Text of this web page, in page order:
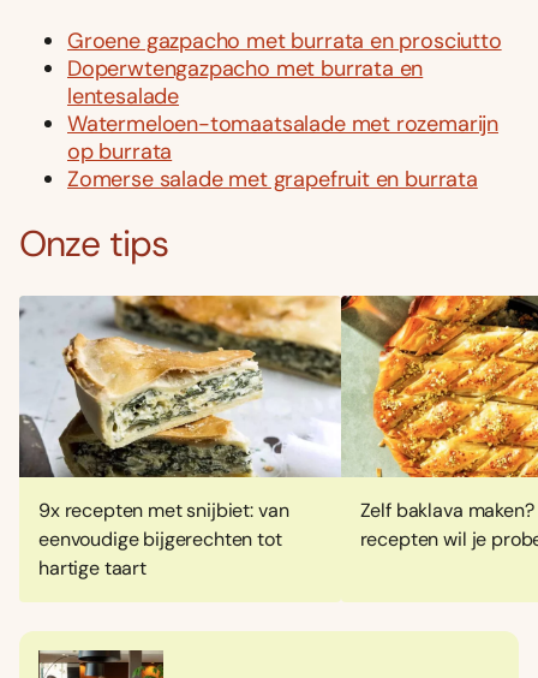
Groene gazpacho met burrata en prosciutto
Doperwtengazpacho met burrata en
lentesalade
Watermeloen-tomaatsalade met rozemarijn
op burrata
Zomerse salade met grapefruit en burrata
Onze tips
9x recepten met snijbiet: van
eenvoudige bijgerechten tot
hartige taart
Zelf baklava
recepten wil je